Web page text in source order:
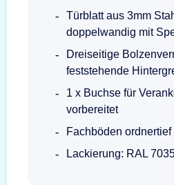
Türblatt aus 3mm
doppelwandig mit
Dreiseitige
feststehende
1 x Buchse für
vorbereitet
Fachböden ordnertief
Lackierung: RAL